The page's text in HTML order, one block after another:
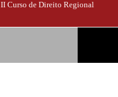
II Curso de Direito Regional